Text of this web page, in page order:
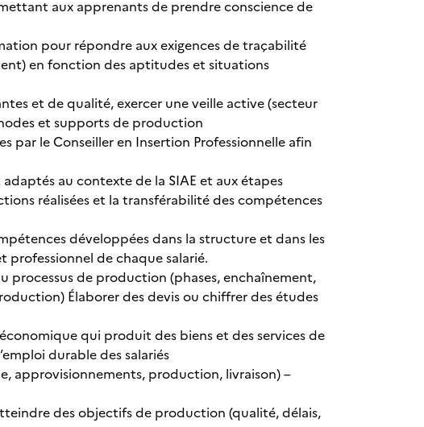
aux apprenants de prendre conscience de
pour répondre aux exigences de traçabilité
en fonction des aptitudes et situations
et de qualité, exercer une veille active (secteur
et supports de production
le Conseiller en Insertion Professionnelle afin
au contexte de la SIAE et aux étapes
réalisées et la transférabilité des compétences
développées dans la structure et dans les
professionnel de chaque salarié.
processus de production (phases, enchaînement,
Élaborer des devis ou chiffrer des études
qui produit des biens et des services de
durable des salariés
approvisionnements, production, livraison) –
des objectifs de production (qualité, délais,